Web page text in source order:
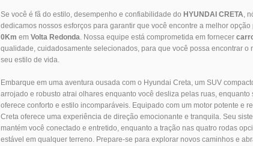
Se você é fã do estilo, desempenho e confiabilidade do HYUNDAI CRETA,
dedicamos nossos esforços para garantir que você encontre a melhor
0Km em Volta Redonda. Nossa equipe está comprometida em fornecer
qualidade, cuidadosamente selecionados, para que você possa encontrar o
seu estilo de vida.
Embarque em uma aventura ousada com o Hyundai Creta, um SUV
arrojado e robusto atrai olhares enquanto você desliza pelas ruas,
oferece conforto e estilo incomparáveis. Equipado com um motor potente e
Creta oferece uma experiência de direção emocionante e tranquila. Seu
mantém você conectado e entretido, enquanto a tração nas quatro rodas
estável em qualquer terreno. Prepare-se para explorar novos caminhos e